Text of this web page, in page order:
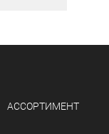
АССОРТИМЕНТ